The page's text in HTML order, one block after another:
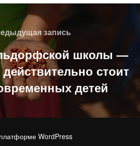
Предыдущая
запись
запись
школы —
стоит
детей
WordPress